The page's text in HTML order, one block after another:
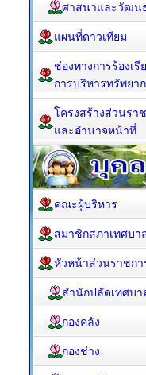
ศาสนาและวัฒน
แผนที่ดาวเทียม
ช่องทางการร้องเรี
การบริหารทรัพยา
โครงสร้างส่วนรา
และอำนาจหน้าที่
คณะผู้บริหาร
สมาชิกสภาเทศบา
หัวหน้าส่วนราชกา
สำนักปลัดเทศบา
กองคลัง
กองช่าง